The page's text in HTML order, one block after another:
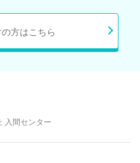
方はこちら
入間センター